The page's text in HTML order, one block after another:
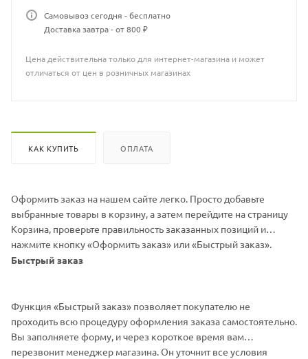
Самовывоз сегодня - бесплатно
Доставка завтра - от 800 ₽
Цена действительна только для интернет-магазина и может
отличаться от цен в розничных магазинах
КАК КУПИТЬ ОПЛАТА
Оформить заказ на нашем сайте легко. Просто добавьте
выбранные товары в корзину, а затем перейдите на страницу
Корзина, проверьте правильность заказанных позиций и
нажмите кнопку «Оформить заказ» или «Быстрый заказ».
Быстрый заказ
Функция «Быстрый заказ» позволяет покупателю не
проходить всю процедуру оформления заказа самостоятельно.
Вы заполняете форму, и через короткое время вам
перезвонит менеджер магазина. Он уточнит все условия